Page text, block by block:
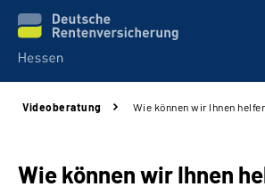
Online-Services
Beratung und Kontakt
Videoberatung Wie können wir Ihnen
Wie können wir Ihnen